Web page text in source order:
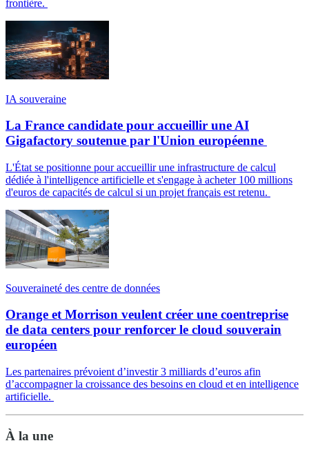
frontière.
IA souveraine
La France candidate pour accueillir une AI
Gigafactory soutenue par l'Union européenne
L'État se positionne pour accueillir une infrastructure de calcul
dédiée à l'intelligence artificielle et s'engage à acheter 100 millions
d'euros de capacités de calcul si un projet français est retenu.
Souveraineté des centre de données
Orange et Morrison veulent créer une coentreprise
de data centers pour renforcer le cloud souverain
européen
Les partenaires prévoient d’investir 3 milliards d’euros afin
d’accompagner la croissance des besoins en cloud et en intelligence
artificielle.
À la une